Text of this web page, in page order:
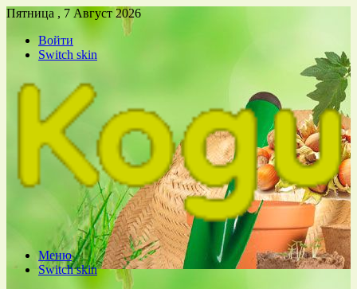
Пятница , 7 Август 2026
Войти
Switch skin
Меню
Switch skin